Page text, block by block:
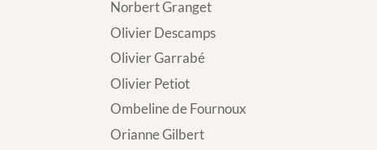
Norbert Granget
Olivier Descamps
Olivier Garrabé
Olivier Petiot
Ombeline de Fournoux
Orianne Gilbert